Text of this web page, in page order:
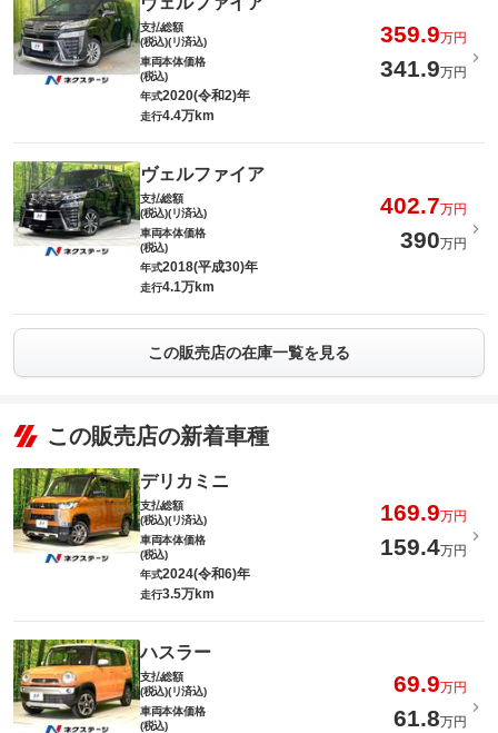
支払総額
(税込)(リ済込)
359.9万円
車両本体価格
(税込)
341.9万円
年式2020(令和2)年
走行4.4万km
ヴェルファイア
支払総額
(税込)(リ済込)
402.7万円
車両本体価格
(税込)
390万円
年式2018(平成30)年
走行4.1万km
この販売店の在庫一覧を見る
この販売店の新着車種
デリカミニ
支払総額
(税込)(リ済込)
169.9万円
車両本体価格
(税込)
159.4万円
年式2024(令和6)年
走行3.5万km
ハスラー
支払総額
(税込)(リ済込)
69.9万円
車両本体価格
(税込)
61.8万円